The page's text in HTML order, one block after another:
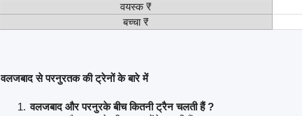
वयस्क ₹
बच्चा ₹
वलजबाद से परनुरतक की ट्रेनों के बारे में
वलजबाद और परनुरके बीच कितनी ट्रैन चलती हैं ?